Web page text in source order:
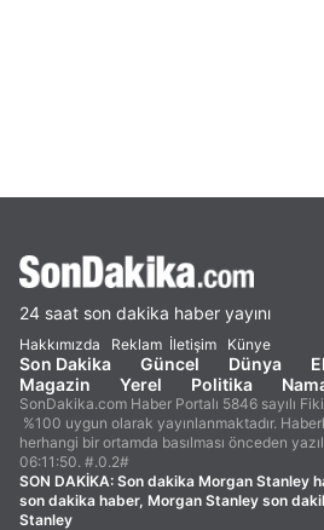
24 saat son dakika haber yayını
Hakkımızda Reklam İletişim Künye
Son Dakika Güncel Dünya
Magazin
Yerel Politika
SonDakika.com Haber Portalı 5846 sayılı
%100 uygun olarak yayınlanmaktadır.
herhangi bir ortamda basılması önceden
06:11:50. #.0.2#
SON DAKİKA: Son dakika Morgan Stanley
son dakika haber, Morgan Stanley son
Stanley